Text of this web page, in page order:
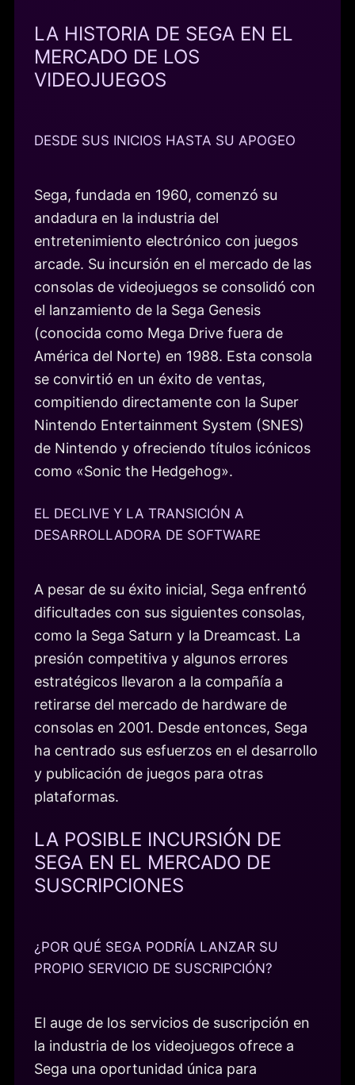
LA HISTORIA DE SEGA EN EL
MERCADO DE LOS
VIDEOJUEGOS
DESDE SUS INICIOS HASTA SU APOGEO
Sega, fundada en 1960, comenzó su
andadura en la industria del
entretenimiento electrónico con juegos
arcade. Su incursión en el mercado de las
consolas de videojuegos se consolidó con
el lanzamiento de la Sega Genesis
(conocida como Mega Drive fuera de
América del Norte) en 1988. Esta consola
se convirtió en un éxito de ventas,
compitiendo directamente con la Super
Nintendo Entertainment System (SNES)
de Nintendo y ofreciendo títulos icónicos
como «Sonic the Hedgehog».
EL DECLIVE Y LA TRANSICIÓN A
DESARROLLADORA DE SOFTWARE
A pesar de su éxito inicial, Sega enfrentó
dificultades con sus siguientes consolas,
como la Sega Saturn y la Dreamcast. La
presión competitiva y algunos errores
estratégicos llevaron a la compañía a
retirarse del mercado de hardware de
consolas en 2001. Desde entonces, Sega
ha centrado sus esfuerzos en el desarrollo
y publicación de juegos para otras
plataformas.
LA POSIBLE INCURSIÓN DE
SEGA EN EL MERCADO DE
SUSCRIPCIONES
¿POR QUÉ SEGA PODRÍA LANZAR SU
PROPIO SERVICIO DE SUSCRIPCIÓN?
El auge de los servicios de suscripción en
la industria de los videojuegos ofrece a
Sega una oportunidad única para